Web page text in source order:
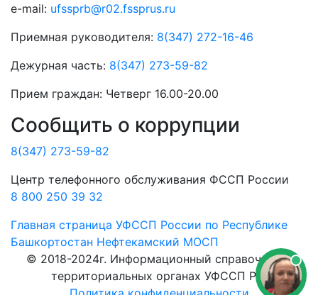
e-mail: ufssprb@r02.fssprus.ru
Приемная руководителя: 8(347) 272-16-46
Дежурная часть: 8(347) 273-59-82
Прием граждан: Четверг 16.00-20.00
Сообщить о коррупции
8(347) 273-59-82
Центр телефонного обслуживания ФССП России
8 800 250 39 32
Главная страница УФССП России по Республике
Башкортостан Нефтекамский МОСП
© 2018-2024г. Информационный справочник о
территориальных органах УФССП РФ.